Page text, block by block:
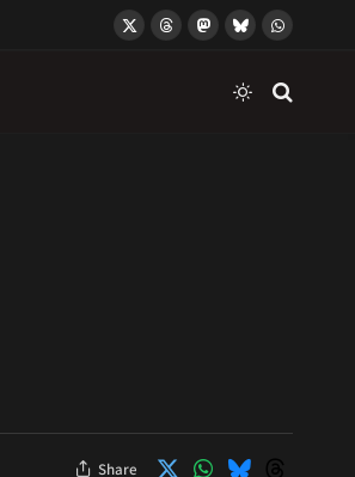
X
ThreadsMastodon
BlueskyWhatsApp
Share